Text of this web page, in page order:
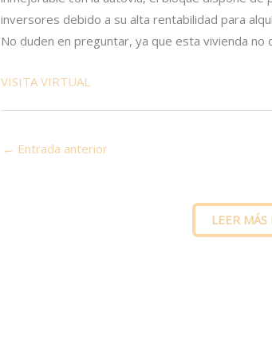
inversores debido a su alta rentabilidad para
No duden en preguntar, ya que esta vivienda no
VISITA VIRTUAL
← Entrada anterior
LEER MÁS